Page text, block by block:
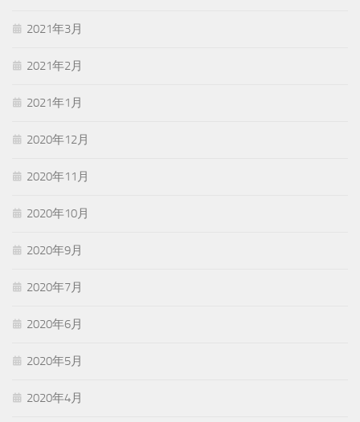
2021年3月
2021年2月
2021年1月
2020年12月
2020年11月
2020年10月
2020年9月
2020年7月
2020年6月
2020年5月
2020年4月